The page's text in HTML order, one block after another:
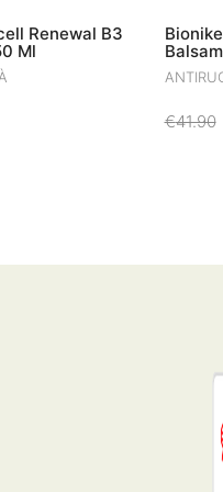
Renewal B3
Ml
€41.90